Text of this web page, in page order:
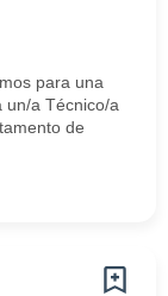
para una
un/a Técnico/a
de